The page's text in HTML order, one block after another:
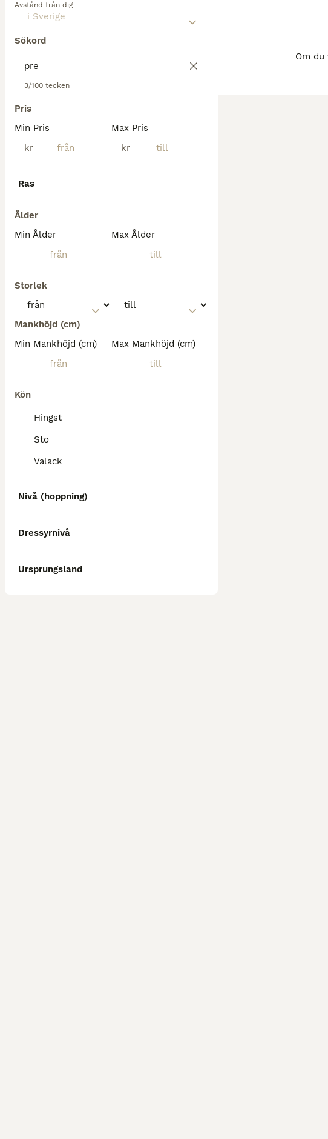
Avstånd från dig
Sökord
3/100 tecken
Pris
Min Pris
kr
Max Pris
kr
Ras
Ålder
Min Ålder
Max Ålder
Storlek
Mankhöjd (cm)
Min Mankhöjd (cm)
Max Mankhöjd (cm)
Kön
Hingst
Sto
Valack
Nivå (hoppning)
Dressyrnivå
Ursprungsland
Om